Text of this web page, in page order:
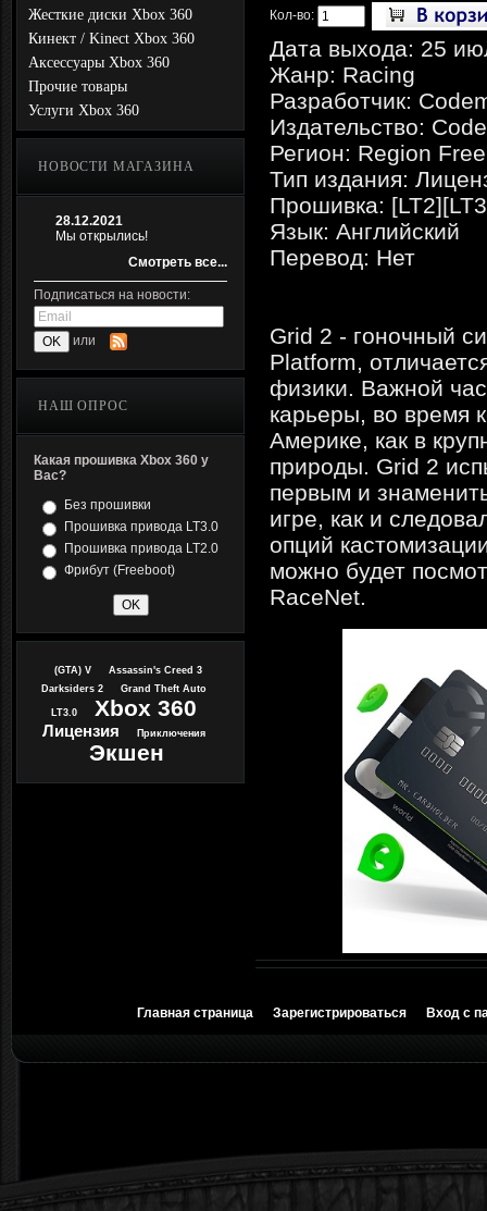
Жесткие диски Xbox 360
Кинект / Kinect Xbox 360
Аксессуары Xbox 360
Прочие товары
Услуги Xbox 360
НОВОСТИ МАГАЗИНА
28.12.2021
Мы открылись!
Смотреть все...
Подписаться на новости:
или
НАШ ОПРОС
Какая прошивка Xbox 360 у
Вас?
Без прошивки
Прошивка привода LT3.0
Прошивка привода LT2.0
Фрибут (Freeboot)
(GTA) V
Assassin's Creed 3
Darksiders 2
Grand Theft Auto
LT3.0 Xbox 360
Лицензия Приключения
Экшен
Кол-во:
Дата выхода: 25
Жанр: Racing
Разработчик:
Издательство:
Регион: Region Free
Тип издания:
Прошивка:
Язык: Английский
Перевод: Нет
Grid 2 - гоночный
Platform,
физики. Важной
карьеры, во время
Америке, как в
природы. Grid 2
первым и
игре, как и
опций
можно будет
RaceNet.
Главная страница Зарегистрироваться Вход с